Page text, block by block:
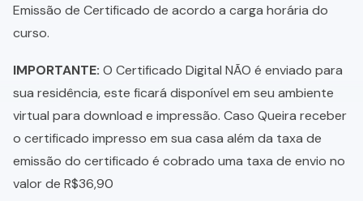
Emissão de Certificado de acordo a carga horária do
curso.
IMPORTANTE: O Certificado Digital NÃO é enviado para
sua residência, este ficará disponível em seu ambiente
virtual para download e impressão. Caso Queira receber
o certificado impresso em sua casa além da taxa de
emissão do certificado é cobrado uma taxa de envio no
valor de R$36,90